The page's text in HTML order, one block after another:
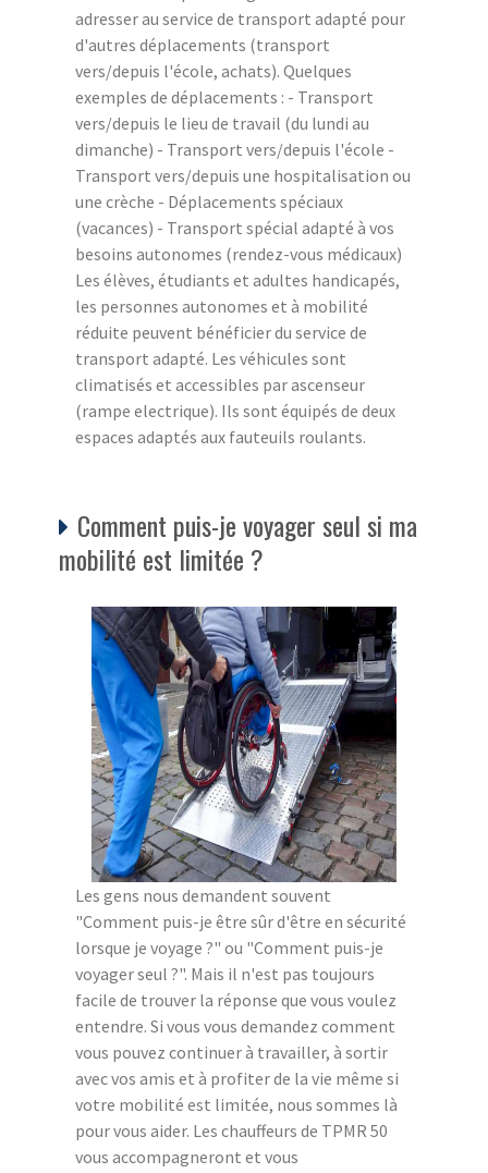
adresser au service de transport adapté pour
d'autres déplacements (transport
vers/depuis l'école, achats). Quelques
exemples de déplacements : - Transport
vers/depuis le lieu de travail (du lundi au
dimanche) - Transport vers/depuis l'école -
Transport vers/depuis une hospitalisation ou
une crèche - Déplacements spéciaux
(vacances) - Transport spécial adapté à vos
besoins autonomes (rendez-vous médicaux)
Les élèves, étudiants et adultes handicapés,
les personnes autonomes et à mobilité
réduite peuvent bénéficier du service de
transport adapté. Les véhicules sont
climatisés et accessibles par ascenseur
(rampe electrique). Ils sont équipés de deux
espaces adaptés aux fauteuils roulants.
Comment puis-je voyager seul si ma
mobilité est limitée ?
Les gens nous demandent souvent
"Comment puis-je être sûr d'être en sécurité
lorsque je voyage ?" ou "Comment puis-je
voyager seul ?". Mais il n'est pas toujours
facile de trouver la réponse que vous voulez
entendre. Si vous vous demandez comment
vous pouvez continuer à travailler, à sortir
avec vos amis et à profiter de la vie même si
votre mobilité est limitée, nous sommes là
pour vous aider. Les chauffeurs de TPMR 50
vous accompagneront et vous